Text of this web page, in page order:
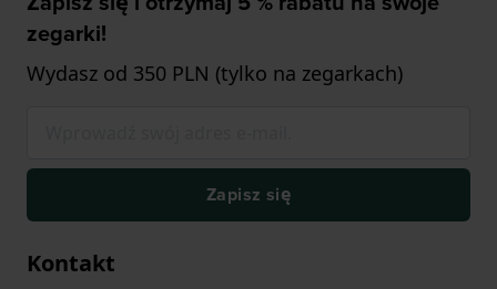
zegarki!
Wydasz od 350 PLN (tylko na zegarkach)
Zapisz się
Kontakt